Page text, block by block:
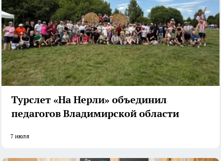
Турслет «На Нерли» объединил
педагогов Владимирской области
7 июля